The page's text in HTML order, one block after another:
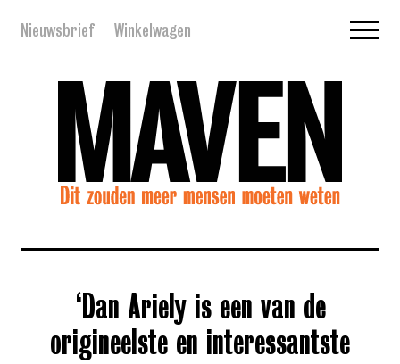
Nieuwsbrief Winkelwagen
‘Dan Ariely is een van de
origineelste en interessantste